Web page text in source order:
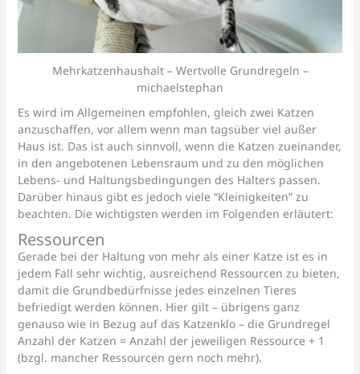
Mehrkatzenhaushalt – Wertvolle Grundregeln –
michaelstephan
Es wird im Allgemeinen empfohlen, gleich zwei Katzen
anzuschaffen, vor allem wenn man tagsüber viel außer
Haus ist. Das ist auch sinnvoll, wenn die Katzen zueinander,
in den angebotenen Lebensraum und zu den möglichen
Lebens- und Haltungsbedingungen des Halters passen.
Darüber hinaus gibt es jedoch viele “Kleinigkeiten” zu
beachten. Die wichtigsten werden im Folgenden erläutert:
Ressourcen
Gerade bei der Haltung von mehr als einer Katze ist es in
jedem Fall sehr wichtig, ausreichend Ressourcen zu bieten,
damit die Grundbedürfnisse jedes einzelnen Tieres
befriedigt werden können. Hier gilt – übrigens ganz
genauso wie in Bezug auf das Katzenklo – die Grundregel
Anzahl der Katzen = Anzahl der jeweiligen Ressource + 1
(bzgl. mancher Ressourcen gern noch mehr).